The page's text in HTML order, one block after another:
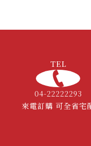
TEL
04-22222293
來電訂購 可全省宅